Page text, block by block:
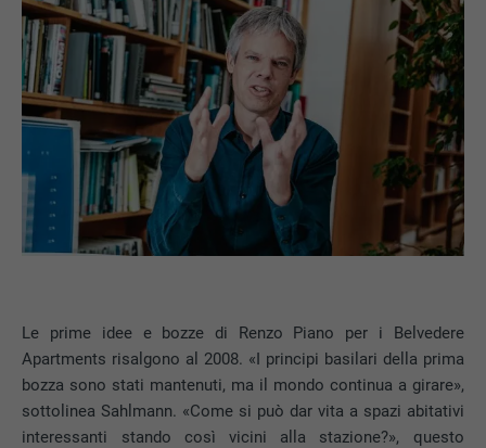
Le prime idee e bozze di Renzo Piano per i Belvedere
Apartments risalgono al 2008. «I principi basilari della prima
bozza sono stati mantenuti, ma il mondo continua a girare»,
sottolinea Sahlmann. «Come si può dar vita a spazi abitativi
interessanti stando così vicini alla stazione?», questo